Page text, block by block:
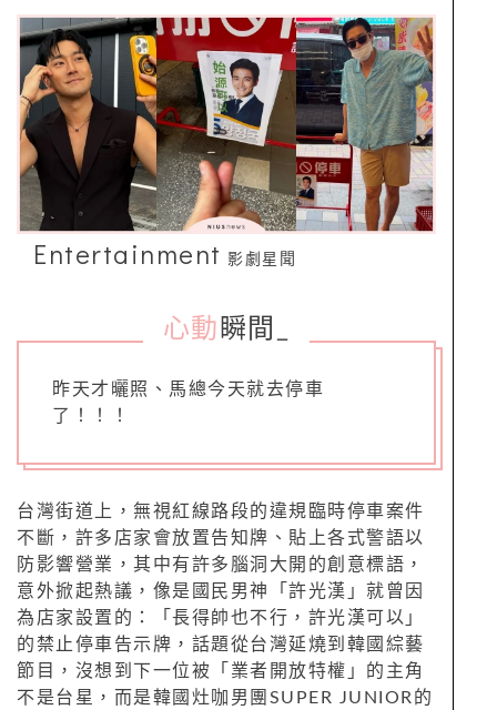
Entertainment 影劇星聞
心動 瞬間
昨天才曬照、馬總今天就去停車
了！！！
台灣街道上，無視紅線路段的違規臨時停車案件
不斷，許多店家會放置告知牌、貼上各式警語以
防影響營業，其中有許多腦洞大開的創意標語，
意外掀起熱議，像是國民男神「許光漢」就曾因
為店家設置的：「長得帥也不行，許光漢可以」
的禁止停車告示牌，話題從台灣延燒到韓國綜藝
節目，沒想到下一位被「業者開放特權」的主角
不是台星，而是韓國灶咖男團SUPER JUNIOR的